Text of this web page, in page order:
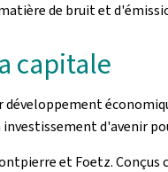
de bruit et
capitale
d'avenir
et Foetz.